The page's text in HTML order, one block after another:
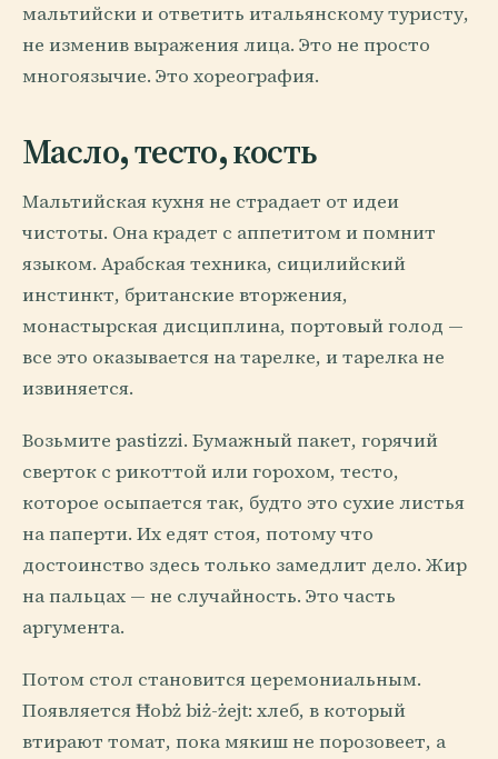
мальтийски и ответить итальянскому туристу,
не изменив выражения лица. Это не просто
многоязычие. Это хореография.
Масло, тесто, кость
Мальтийская кухня не страдает от идеи
чистоты. Она крадет с аппетитом и помнит
языком. Арабская техника, сицилийский
инстинкт, британские вторжения,
монастырская дисциплина, портовый голод —
все это оказывается на тарелке, и тарелка не
извиняется.
Возьмите pastizzi. Бумажный пакет, горячий
сверток с рикоттой или горохом, тесто,
которое осыпается так, будто это сухие листья
на паперти. Их едят стоя, потому что
достоинство здесь только замедлит дело. Жир
на пальцах — не случайность. Это часть
аргумента.
Потом стол становится церемониальным.
Появляется Ħobż biż-żejt: хлеб, в который
втирают томат, пока мякиш не порозовеет, а